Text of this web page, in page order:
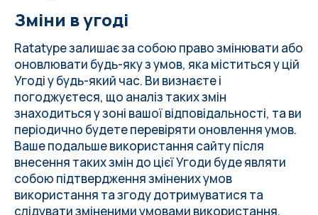
Зміни в угоді
Ratatype залишає за собою право змінювати або
оновлювати будь-яку з умов, яка міститься у цій
Угоді у будь-який час. Ви визнаєте і
погоджуєтеся, що аналіз таких змін
знаходиться у зоні вашої відповідальності, та ви
періодично будете перевіряти оновлення умов.
Ваше подальше використання сайту після
внесення таких змін до цієї Угоди буде являти
собою підтвердження змінених умов
використання та згоду дотримуватися та
слідувати зміненими умовами використання.